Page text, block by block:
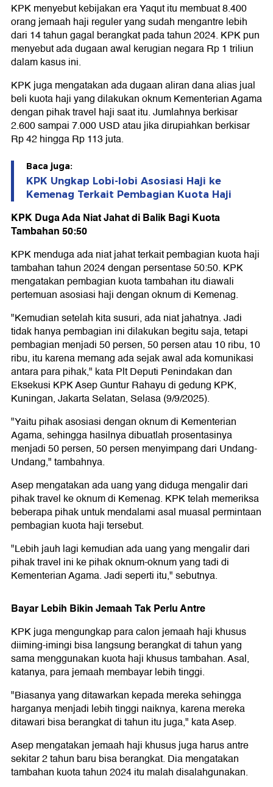
KPK menyebut kebijakan era Yaqut itu membuat 8.400
orang jemaah haji reguler yang sudah mengantre lebih
dari 14 tahun gagal berangkat pada tahun 2024. KPK pun
menyebut ada dugaan awal kerugian negara Rp 1 triliun
dalam kasus ini.
KPK juga mengatakan ada dugaan aliran dana alias jual
beli kuota haji yang dilakukan oknum Kementerian Agama
dengan pihak travel haji saat itu. Jumlahnya berkisar
2.600 sampai 7.000 USD atau jika dirupiahkan berkisar
Rp 42 hingga Rp 113 juta.
Baca juga:
KPK Ungkap Lobi-lobi Asosiasi Haji ke
Kemenag Terkait Pembagian Kuota Haji
KPK Duga Ada Niat Jahat di Balik Bagi Kuota
Tambahan 50:50
KPK menduga ada niat jahat terkait pembagian kuota haji
tambahan tahun 2024 dengan persentase 50:50. KPK
mengatakan pembagian kuota tambahan itu diawali
pertemuan asosiasi haji dengan oknum di Kemenag.
"Kemudian setelah kita susuri, ada niat jahatnya. Jadi
tidak hanya pembagian ini dilakukan begitu saja, tetapi
pembagian menjadi 50 persen, 50 persen atau 10 ribu, 10
ribu, itu karena memang ada sejak awal ada komunikasi
antara para pihak," kata Plt Deputi Penindakan dan
Eksekusi KPK Asep Guntur Rahayu di gedung KPK,
Kuningan, Jakarta Selatan, Selasa (9/9/2025).
"Yaitu pihak asosiasi dengan oknum di Kementerian
Agama, sehingga hasilnya dibuatlah prosentasinya
menjadi 50 persen, 50 persen menyimpang dari Undang-
Undang," tambahnya.
Asep mengatakan ada uang yang diduga mengalir dari
pihak travel ke oknum di Kemenag. KPK telah memeriksa
beberapa pihak untuk mendalami asal muasal permintaan
pembagian kuota haji tersebut.
"Lebih jauh lagi kemudian ada uang yang mengalir dari
pihak travel ini ke pihak oknum-oknum yang tadi di
Kementerian Agama. Jadi seperti itu," sebutnya.
Bayar Lebih Bikin Jemaah Tak Perlu Antre
KPK juga mengungkap para calon jemaah haji khusus
diiming-imingi bisa langsung berangkat di tahun yang
sama menggunakan kuota haji khusus tambahan. Asal,
katanya, para jemaah membayar lebih tinggi.
"Biasanya yang ditawarkan kepada mereka sehingga
harganya menjadi lebih tinggi naiknya, karena mereka
ditawari bisa berangkat di tahun itu juga," kata Asep.
Asep mengatakan jemaah haji khusus juga harus antre
sekitar 2 tahun baru bisa berangkat. Dia mengatakan
tambahan kuota tahun 2024 itu malah disalahgunakan.